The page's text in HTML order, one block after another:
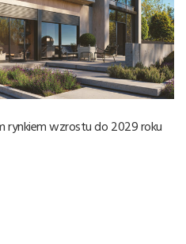
rynkiem wzrostu do 2029 roku